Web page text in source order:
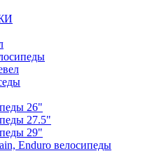
26"
27.5"
29"
Enduro велосипеды